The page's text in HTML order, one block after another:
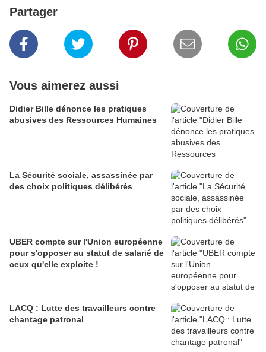
Partager
Vous aimerez aussi
Didier Bille dénonce les pratiques
abusives des Ressources Humaines
La Sécurité sociale, assassinée par
des choix politiques délibérés
UBER compte sur l'Union européenne
pour s'opposer au statut de salarié de
ceux qu'elle exploite !
LACQ : Lutte des travailleurs contre
chantage patronal